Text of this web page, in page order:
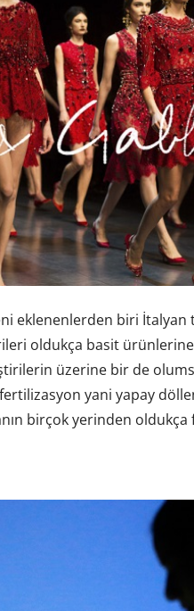
eklenenlerden biri İtalyan
oldukça basit
üzerine bir de
yani yapay
birçok yerinden oldukça